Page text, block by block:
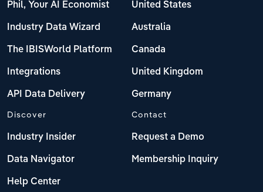
Phil, Your AI Economist
Industry Data Wizard
The IBISWorld Platform
Integrations
API Data Delivery
United States
Australia
Canada
United Kingdom
Germany
Discover
Industry Insider
Data Navigator
Help Center
Contact
Request a Demo
Membership Inquiry